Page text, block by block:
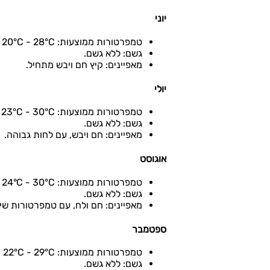
יוני
טמפרטורות ממוצעות: 20°C - 28°C
גשם: ללא גשם.
מאפיינים: קיץ חם ויבש מתחיל.
יולי
טמפרטורות ממוצעות: 23°C - 30°C
גשם: ללא גשם.
מאפיינים: חם ויבש, עם לחות גבוהה.
אוגוסט
טמפרטורות ממוצעות: 24°C - 30°C
גשם: ללא גשם.
מאפיינים: חם ולח, עם טמפרטורות
ספטמבר
טמפרטורות ממוצעות: 22°C - 29°C
גשם: ללא גשם.